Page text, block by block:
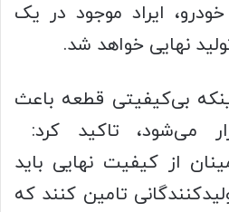
ایراد موجود در یک
نهایی خواهد شد.
بی‌کیفیتی قطعه باعث
می‌شود، تاکید کرد:
از کیفیت نهایی باید
تامین کنند که